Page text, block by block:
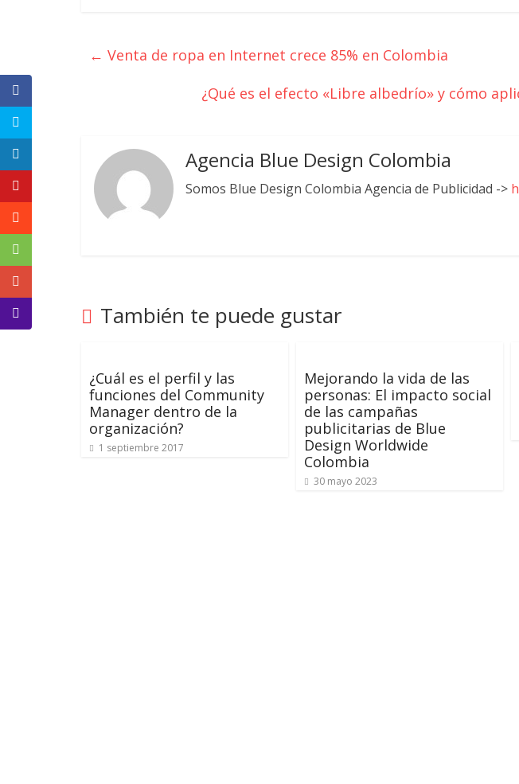
Colombia
Magazine
de
Publicidad,
Agencia
Colombia
sus
filiales
en
← Venta de ropa en Internet crece 85% en Colombia
¿Qué es el efecto «Libre albedrío» y cómo
Agencia Blue Design Colombia
Somos Blue Design Colombia Agencia de Publicidad ->
También te puede gustar
¿Cuál es el perfil y las
funciones del Community
Manager dentro de la
organización?
1 septiembre 2017
Mejorando la vida de las
personas: El impacto social
de las campañas
publicitarias de Blue
Design Worldwide
Colombia
30 mayo 2023